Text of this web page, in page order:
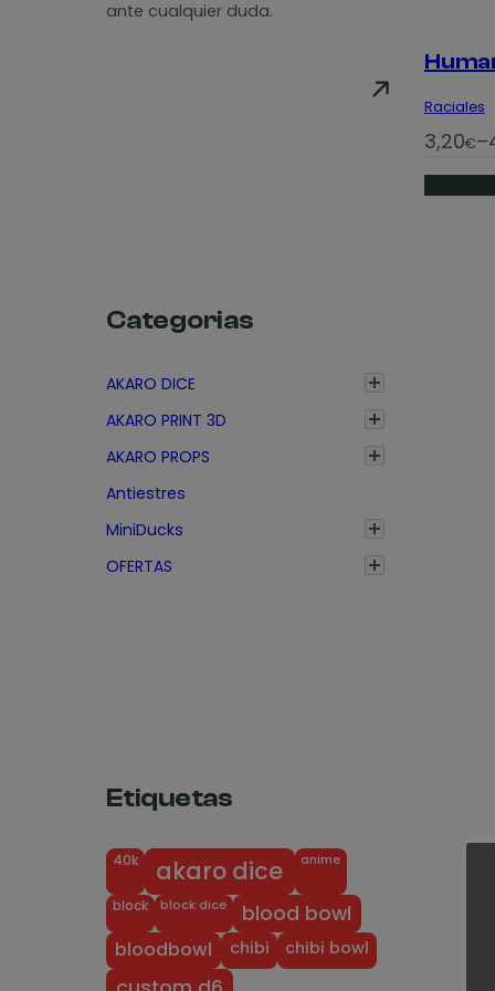
Raciales
3,20€–
R
a
n
ante cualquier duda.
Categorias
AKARO DICE
AKARO PRINT 3D
AKARO PROPS
Antiestres
MiniDucks
OFERTAS
Etiquetas
40k akaro dice anime
block block dice blood bowl
bloodbowl chibi chibi bowl